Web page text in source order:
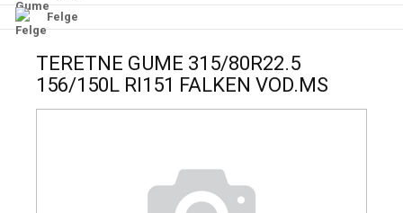
Katalog rezervnih dijelova
Felge
TERETNE GUME 315/80R22.5
156/150L RI151 FALKEN VOD.MS